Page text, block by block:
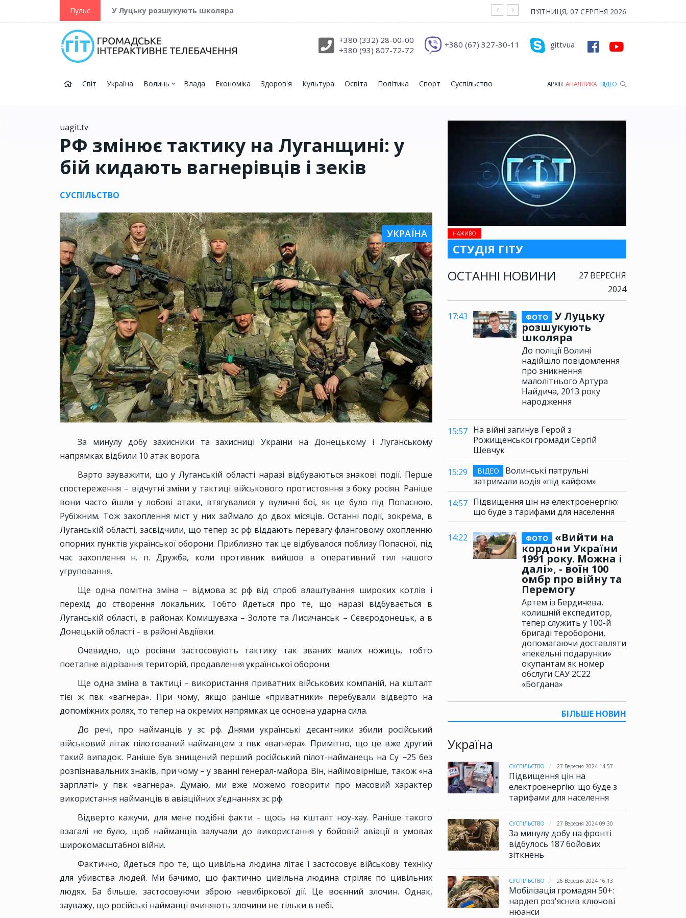
Пульс У Луцьку розшукують школяра На війні загинув Герой з Рожищенської
П'ЯТНИЦЯ, 07 СЕРПНЯ 2026
gittvua
+380 (67) 327-30-11
+380 (332) 28-00-00
+380 (93) 807-72-72
Світ Україна Волинь Влада Економіка Здоров'я Культура Освіта Політика Спорт Суспільство АРХІВ АНАЛІТИКА ВІДЕО
НАЖИВО
СТУДІЯ ГІТУ
ОСТАННІ НОВИНИ
27 ВЕРЕСНЯ
2024
17:43 ФОТО
У Луцьку
розшукують
школяра
До поліції Волині
надійшло повідомлення
про зникнення
малолітнього Артура
Найдича, 2013 року
народження
15:57 На війні загинув Герой з
Рожищенської громади Сергій
Шевчук
15:29
ВІДЕО
Волинські патрульні
затримали водія «під кайфом»
14:57 Підвищення цін на електроенергію:
що буде з тарифами для населення
14:22 ФОТО
«Вийти на
кордони України
1991 року. Можна і
далі», - воїн 100
омбр про війну та
Перемогу
Артем із Бердичева,
колишній експедитор,
тепер служить у 100-й
бригаді тероборони,
допомагаючи доставляти
«пекельні подарунки»
окупантам як номер
обслуги САУ 2С22
«Богдана»
БІЛЬШЕ НОВИН
Україна
СУСПІЛЬСТВО 27 Вересня 2024 14:57
Підвищення цін на
електроенергію: що буде з
тарифами для населення
СУСПІЛЬСТВО 27 Вересня 2024 09:30
За минулу добу на фронті
відбулось 187 бойових
зіткнень
СУСПІЛЬСТВО 26 Вересня 2024 16:13
Мобілізація громадян 50+:
нардеп роз'яснив ключові
нюанси
uagit.tv
РФ змінює тактику на Луганщині: у
бій кидають вагнерівців і зеків
СУСПІЛЬСТВО
УКРАЇНА
За минулу добу захисники та захисниці України на Донецькому і Луганському
напрямках відбили 10 атак ворога.
Варто зауважити, що у Луганській області наразі відбуваються знакові події. Перше
спостереження – відчутні зміни у тактиці військового протистояння з боку росіян. Раніше
вони часто йшли у лобові атаки, втягувалися у вуличні бої, як це було під Попасною,
Рубіжним. Тож захоплення міст у них займало до двох місяців. Останні події, зокрема, в
Луганській області, засвідчили, що тепер зс рф віддають перевагу фланговому охопленню
опорних пунктів української оборони. Приблизно так це відбувалося поблизу Попасної, під
час захоплення н. п. Дружба, коли противник вийшов в оперативний тил нашого
угруповання.
Ще одна помітна зміна – відмова зс рф від спроб влаштування широких котлів і
перехід до створення локальних. Тобто йдеться про те, що наразі відбувається в
Луганській області, в районах Комишуваха – Золоте та Лисичанськ – Сєвєродонецьк, а в
Донецькій області – в районі Авдіївки.
Очевидно, що росіяни застосовують тактику так званих малих ножиць, тобто
поетапне відрізання територій, продавлення української оборони.
Ще одна зміна в тактиці – використання приватних військових компаній, на кшталт
тієї ж пвк «вагнера». При чому, якщо раніше «приватники» перебували відверто на
допоміжних ролях, то тепер на окремих напрямках це основна ударна сила.
До речі, про найманців у зс рф. Днями українські десантники збили російський
військовий літак пілотований найманцем з пвк «вагнера». Примітно, що це вже другий
такий випадок. Раніше був знищений перший російський пілот-найманець на Су −25 без
розпізнавальних знаків, при чому – у званні генерал-майора. Він, найімовірніше, також «на
зарплаті» у пвк «вагнера». Думаю, ми вже можемо говорити про масовий характер
використання найманців в авіаційних з’єднаннях зс рф.
Відверто кажучи, для мене подібні факти – щось на кшталт ноу-хау. Раніше такого
взагалі не було, щоб найманців залучали до використання у бойовій авіації в умовах
широкомасштабної війни.
Фактично, йдеться про те, що цивільна людина літає і застосовує військову техніку
для убивства людей. Ми бачимо, що фактично цивільна людина стріляє по цивільних
людях. Ба більше, застосовуючи зброю невибіркової дії. Це воєнний злочин. Однак,
зауважу, що російські найманці вчиняють злочини не тільки в небі.